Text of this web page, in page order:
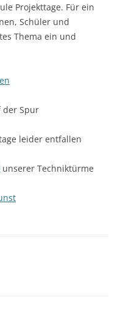
Projekttage. Für ein
Schüler und
Thema ein und
der Spur
leider entfallen
unserer Techniktürme